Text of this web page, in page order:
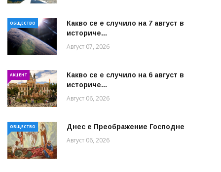
ОБЩЕСТВО
Какво се е случило на 7 август в
историче...
Август 07, 2026
АКЦЕНТ
Какво се е случило на 6 август в
историче...
Август 06, 2026
ОБЩЕСТВО Днес е Преображение Господне
Август 06, 2026